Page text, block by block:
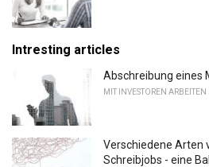
Intresting articles
Abschreibung eines
MIT INVESTOREN ARBEITEN
Verschiedene Arten
Schreibjobs - eine